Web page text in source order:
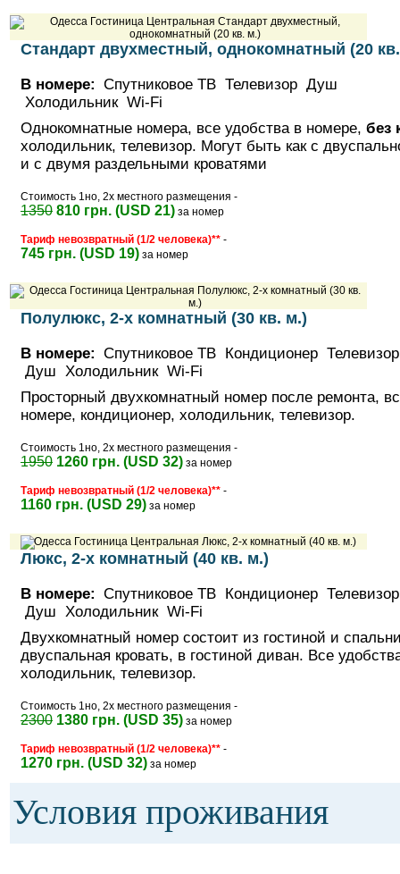
Стандарт двухместный, однокомнатный (20
В номере: Спутниковое ТВ Телевизор Душ
Холодильник Wi-Fi
Однокомнатные номера, все удобства в номере, без
холодильник, телевизор. Могут быть как с
и с двумя раздельными кроватями
Стоимость 1но, 2х местного размещения -
1350 810 грн. (USD 21) за номер
Тариф невозвратный (1/2 человека)** -
745 грн. (USD 19) за номер
Полулюкс, 2-х комнатный (30 кв. м.)
В номере: Спутниковое ТВ Кондиционер Телевизор
Душ Холодильник Wi-Fi
Просторный двухкомнатный номер после ремонта,
номере, кондиционер, холодильник, телевизор.
Стоимость 1но, 2х местного размещения -
1950 1260 грн. (USD 32) за номер
Тариф невозвратный (1/2 человека)** -
1160 грн. (USD 29) за номер
Люкс, 2-х комнатный (40 кв. м.)
В номере: Спутниковое ТВ Кондиционер Телевизор
Душ Холодильник Wi-Fi
Двухкомнатный номер состоит из гостиной и
двуспальная кровать, в гостиной диван. Все
холодильник, телевизор.
Стоимость 1но, 2х местного размещения -
2300 1380 грн. (USD 35) за номер
Тариф невозвратный (1/2 человека)** -
1270 грн. (USD 32) за номер
Условия проживания